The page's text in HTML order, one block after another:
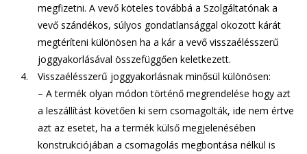
megfizetni. A vevő köteles továbbá a Szolgáltatónak a
vevő szándékos, súlyos gondatlansággal okozott kárát
megtéríteni különösen ha a kár a vevő visszaélésszerű
joggyakorlásával összefüggően keletkezett.
Visszaélésszerű joggyakorlásnak minősül különösen:
– A termék olyan módon történő megrendelése hogy azt
a leszállítást követően ki sem csomagolták, ide nem értve
azt az esetet, ha a termék külső megjelenésében
konstrukciójában a csomagolás megbontása nélkül is